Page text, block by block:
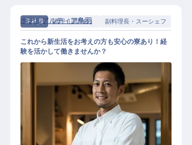
正社員 調理（調理師） 副料理長・スーシェフ
洋食副料理長候補
ホテルアルティア鳥羽
これから新生活をお考えの方も安心の寮あり！経
験を活かして働きませんか？